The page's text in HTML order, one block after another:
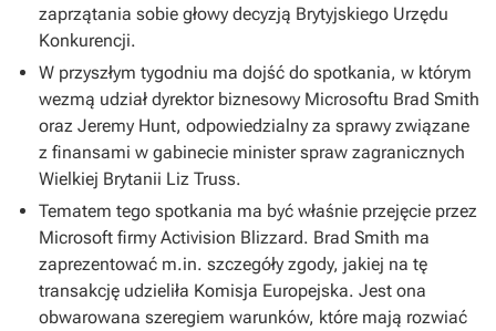
zaprzątania sobie głowy decyzją Brytyjskiego Urzędu
Konkurencji.
W przyszłym tygodniu ma dojść do spotkania, w którym
wezmą udział dyrektor biznesowy Microsoftu Brad Smith
oraz Jeremy Hunt, odpowiedzialny za sprawy związane
z finansami w gabinecie minister spraw zagranicznych
Wielkiej Brytanii Liz Truss.
Tematem tego spotkania ma być właśnie przejęcie przez
Microsoft firmy Activision Blizzard. Brad Smith ma
zaprezentować m.in. szczegóły zgody, jakiej na tę
transakcję udzieliła Komisja Europejska. Jest ona
obwarowana szeregiem warunków, które mają rozwiać